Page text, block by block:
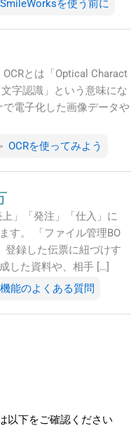
SmileWorksを使う前に
とは「Optical Charact
字認識」という意味にな
電子化した画像データや
OCRを使ってみよう
」「発注」「仕入」に
す。 「ファイル管理BO
登録した伝票に紐づけす
した資料や、相手 […]
能のよくある質問
以下をご確認ください